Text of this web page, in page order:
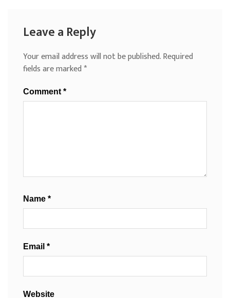
Leave a Reply
Your email address will not be published.Required
fields are marked*
Comment *
Name *
Email *
Website